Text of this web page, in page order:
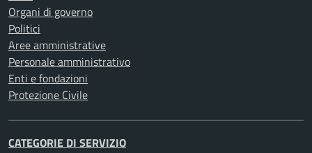
Organi di governo
Politici
Aree amministrative
Personale amministrativo
Enti e fondazioni
Protezione Civile
CATEGORIE DI SERVIZIO